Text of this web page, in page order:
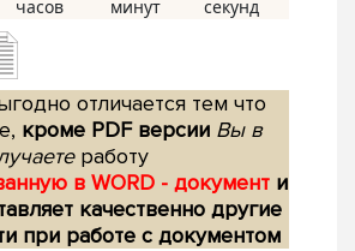
отличается тем что
кроме PDF версии Вы в
работу
в WORD - документ и
качественно другие
при работе с документом